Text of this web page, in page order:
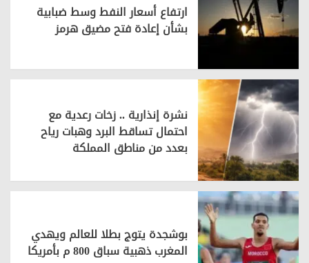
ارتفاع أسعار النفط وسط ضبابية
بشأن إعادة فتح مضيق هرمز
نشرة إنذارية .. زخات رعدية مع
احتمال تساقط البرد وهبات رياح
بعدد من مناطق المملكة
بوشجدة يتوج بطلا للعالم ويهدي
المغرب ذهبية سباق 800 م بأمريكا